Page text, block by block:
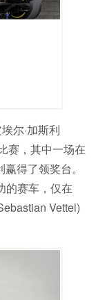
尔·加斯利
赛，其中一场在
得了领奖台。
的赛车，仅在
Vettel)